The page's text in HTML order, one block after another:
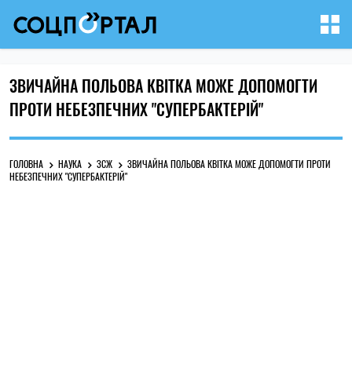
ЗВИЧАЙНА ПОЛЬОВА КВІТКА МОЖЕ ДОПОМОГТИ
ПРОТИ НЕБЕЗПЕЧНИХ "СУПЕРБАКТЕРІЙ"
ГОЛОВНА НАУКА ЗСЖ
ЗВИЧАЙНА ПОЛЬОВА КВІТКА МОЖЕ ДОПОМОГТИ ПРОТИ
НЕБЕЗПЕЧНИХ "СУПЕРБАКТЕРІЙ"